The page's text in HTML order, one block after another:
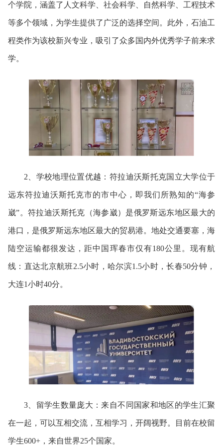
个学院，涵盖了人文科学、社会科学、自然科学、工程技术
等多个领域，为学生提供了广泛的选择空间。此外，石油工
程类作为该校新兴专业，吸引了众多国内外优秀学子前来求
学。
2、学校地理位置优越：符拉迪沃斯托克国立大学位于
远东符拉迪沃斯托克市的市中心，即我们所熟知的“海参
崴”。符拉迪沃斯托克（海参崴）是俄罗斯远东地区最大的
港口，是俄罗斯远东地区最大的贸易港。地处交通要塞，海
陆空运输都很发达，距中国珲春市仅有180公里。现有航
线：直达北京航班2.5小时，哈尔滨1.5小时，长春50分钟，
大连1小时40分。
3、留学生数量庞大：来自不同国家和地区的学生汇聚
在一起，可以互相交流，互相学习，开阔视野。目前在校留
学生600+，来自世界25个国家。